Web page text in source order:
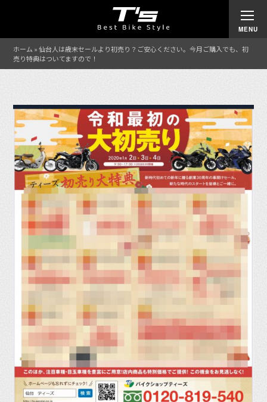
ホーム »仙台人は歳末セールより初売り？ご安心ください。今月ご購入でも、初
売り特典はついてますので！